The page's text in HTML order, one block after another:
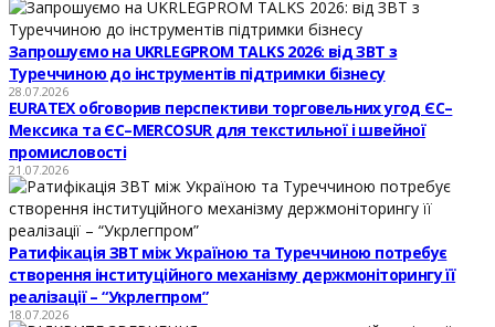
Запрошуємо на UKRLEGPROM TALKS 2026: від ЗВТ з
Туреччиною до інструментів підтримки бізнесу
28.07.2026
EURATEX обговорив перспективи торговельних угод ЄС–
Мексика та ЄС–MERCOSUR для текстильної і швейної
промисловості
21.07.2026
Ратифікація ЗВТ між Україною та Туреччиною потребує
створення інституційного механізму держмоніторингу її
реалізації – “Укрлегпром”
18.07.2026